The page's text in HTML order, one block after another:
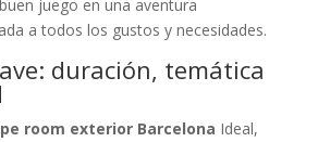
juego en una aventura
a todos los gustos y necesidades.
duración, temática
room exterior Barcelona Ideal,